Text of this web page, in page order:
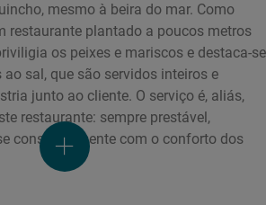
mesmo à beira do mar. Como
restaurante plantado a poucos metros
os peixes e mariscos e destaca-se
ao sal, que são servidos inteiros e
junto ao cliente. O serviço é, aliás,
restaurante: sempre prestável,
constantemente com o conforto dos